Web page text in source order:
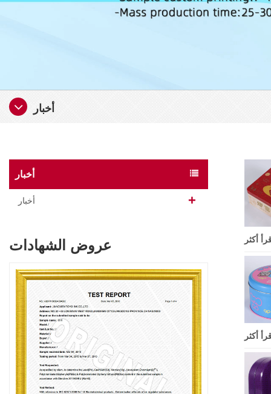
أخبار
أخبار
أخبار
عروض الشهادات أكثر
أكثر